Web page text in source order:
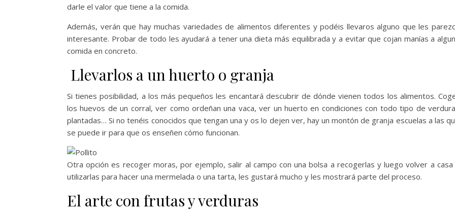
darle el valor que tiene a la comida.
Además, verán que hay muchas variedades de alimentos diferentes y podéis llevaros alguno que les
interesante. Probar de todo les ayudará a tener una dieta más equilibrada y a evitar que cojan manías a
comida en concreto.
Llevarlos a un huerto o granja
Si tienes posibilidad, a los más pequeños les encantará descubrir de dónde vienen todos los alimentos.
los huevos de un corral, ver como ordeñan una vaca, ver un huerto en condiciones con todo tipo de
plantadas… Si no tenéis conocidos que tengan una y os lo dejen ver, hay un montón de granja escuelas a las
se puede ir para que os enseñen cómo funcionan.
Otra opción es recoger moras, por ejemplo, salir al campo con una bolsa a recogerlas y luego volver a casa
utilizarlas para hacer una mermelada o una tarta, les gustará mucho y les mostrará parte del proceso.
El arte con frutas y verduras